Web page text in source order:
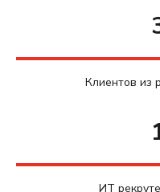
Клиентов из
ИТ